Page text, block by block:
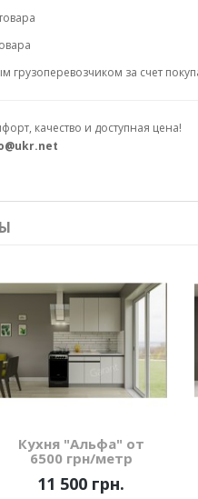
за счет
качество и доступная цена!
Кухня "Альфа" от
6500 грн/метр
11 500 грн.